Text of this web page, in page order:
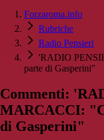
Forzaroma.info
Rubriche
Radio Pensieri
'RADIO
parte di Gasperini"
Commenti:
MARCACCI:
di Gasperini"